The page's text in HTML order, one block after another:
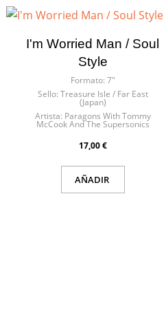
I'm Worried Man / Soul
Style
Formato: 7"
Sello: Treasure Isle / Far East
(Japan)
Artista: Paragons With Tommy
McCook And The Supersonics
17,00 €
AÑADIR